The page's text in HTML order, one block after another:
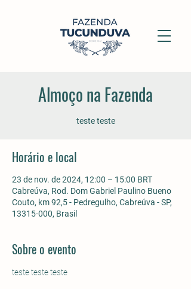
Almoço na Fazenda
teste teste
Horário e local
23 de nov. de 2024, 12:00 – 15:00 BRT
Cabreúva, Rod. Dom Gabriel Paulino Bueno
Couto, km 92,5 - Pedregulho, Cabreúva - SP,
13315-000, Brasil
Sobre o evento
teste teste teste